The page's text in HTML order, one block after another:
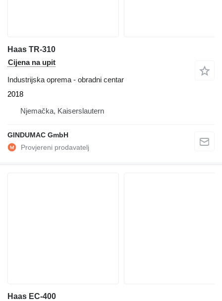
Haas TR-310
Cijena na upit
Industrijska oprema - obradni centar
2018
Njemačka, Kaiserslautern
GINDUMAC GmbH
Haas EC-400